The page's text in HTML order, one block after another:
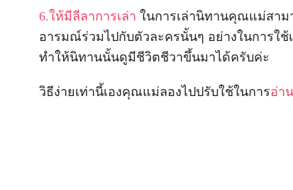
6.ให้มีลีลาการเล่า ในการเล่านิทานคุณแม่สาม
อารมณ์ร่วมไปกับตัวละครนั้นๆ อย่างในการใช้
ทำให้นิทานนั้นดูมีชีวิตชีวาขึ้นมาได้ครับค่ะ
วิธีง่ายเท่านี้เองคุณแม่ลองไปปรับใช้ในการอ่า